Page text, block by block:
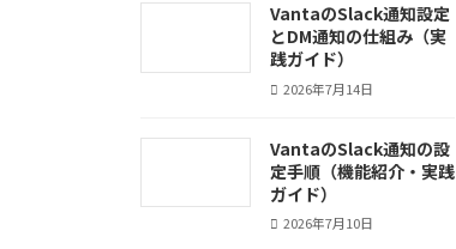
VantaのSlack通知設定
とDM通知の仕組み（実
践ガイド）
2026年7月14日
VantaのSlack通知の設
定手順（機能紹介・実践
ガイド）
2026年7月10日